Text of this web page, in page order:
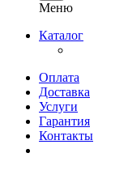
Меню
Каталог
Оплата
Доставка
Услуги
Гарантия
Контакты